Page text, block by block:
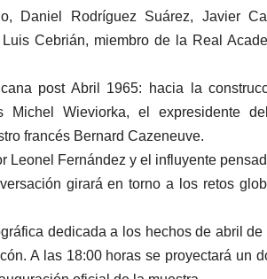
Daniel Rodríguez Suárez, Javier
Cebrián, miembro de la Real
post Abril 1965: hacia la
Wieviorka, el expresidente
francés Bernard Cazeneuve.
Leonel Fernández y el influyente
girará en torno a los retos
dedicada a los hechos de abril de
A las 18:00 horas se proyectará un